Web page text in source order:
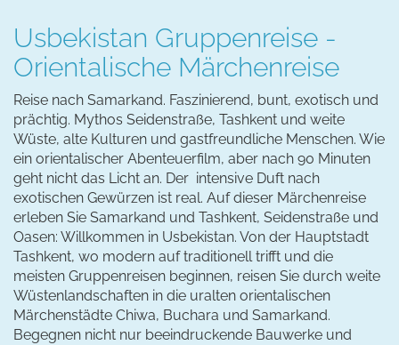
Usbekistan Gruppenreise -
Orientalische Märchenreise
Reise nach Samarkand. Faszinierend, bunt, exotisch und
prächtig. Mythos Seidenstraße, Tashkent und weite
Wüste, alte Kulturen und gastfreundliche Menschen. Wie
ein orientalischer Abenteuerfilm, aber nach 90 Minuten
geht nicht das Licht an. Der intensive Duft nach
exotischen Gewürzen ist real. Auf dieser Märchenreise
erleben Sie Samarkand und Tashkent, Seidenstraße und
Oasen: Willkommen in Usbekistan. Von der Hauptstadt
Tashkent, wo modern auf traditionell trifft und die
meisten Gruppenreisen beginnen, reisen Sie durch weite
Wüstenlandschaften in die uralten orientalischen
Märchenstädte Chiwa, Buchara und Samarkand.
Begegnen nicht nur beeindruckende Bauwerke und